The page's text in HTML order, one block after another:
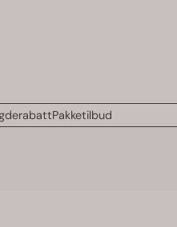
Pakketilbud